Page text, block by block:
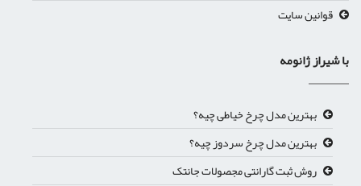
قوانین سایت
با شیراز ژانومه
بهترین مدل چرخ خیاطی چیه؟
بهترین مدل چرخ سردوز چیه؟
روش ثبت گارانتی مجصولات جانتک